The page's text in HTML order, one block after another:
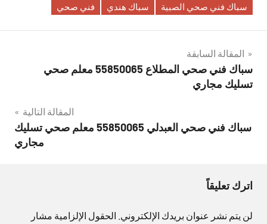
سباك فني صحي الصبية
سباك هندي فني صحي
تصفّح
المقالات
المقالة السابقة
سباك فني صحي المطلاع 55850065 معلم صحي
تسليك مجاري
المقالة التالية
سباك فني صحي العبدلي 55850065 معلم صحي تسليك
مجاري
اترك تعليقاً
لن يتم نشر عنوان بريدك الإلكتروني. الحقول الإلزامية مشار